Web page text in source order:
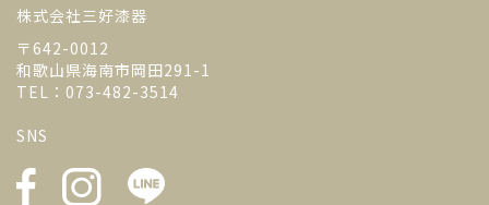
株式会社三好漆器
〒642-0012
和歌山県海南市岡田291-1
TEL：073-482-3514
SNS